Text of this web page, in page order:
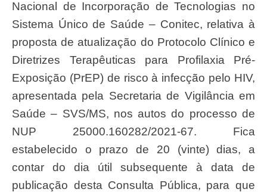
Nacional de Incorporação de Tecnologias no
Sistema Único de Saúde – Conitec, relativa à
proposta de atualização do Protocolo Clínico e
Diretrizes Terapêuticas para Profilaxia Pré-
Exposição (PrEP) de risco à infecção pelo HIV,
apresentada pela Secretaria de Vigilância em
Saúde – SVS/MS, nos autos do processo de
NUP 25000.160282/2021-67. Fica
estabelecido o prazo de 20 (vinte) dias, a
contar do dia útil subsequente à data de
publicação desta Consulta Pública, para que